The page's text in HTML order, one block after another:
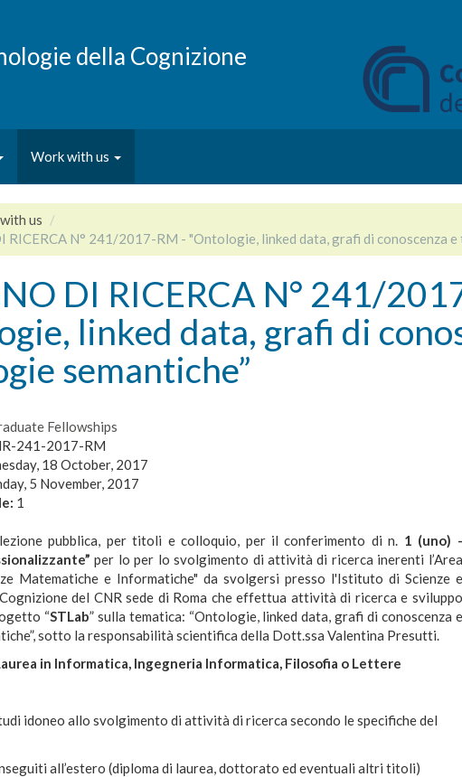
della Cognizione
Work with us
us
RICERCA N° 241/2017-RM - "Ontologie, linked data, grafi di conoscenza e
DI RICERCA N° 241/
linked data, grafi di
semantiche”
Fellowships
241-2017-RM
18 October, 2017
5 November, 2017
1
pubblica, per titoli e colloquio, per il conferimento di n. 1 (uno) -
per lo per lo svolgimento di attività di ricerca inerenti l’Area
Matematiche e Informatiche" da svolgersi presso l'Istituto di Scienze e
del CNR sede di Roma che effettua attività di ricerca e sviluppo
“STLab” sulla tematica: “Ontologie, linked data, grafi di conoscenza e
sotto la responsabilità scientifica della Dott.ssa Valentina Presutti.
in Informatica, Ingegneria Informatica, Filosofia o Lettere
idoneo allo svolgimento di attività di ricerca secondo le specifiche del
all’estero (diploma di laurea, dottorato ed eventuali altri titoli)